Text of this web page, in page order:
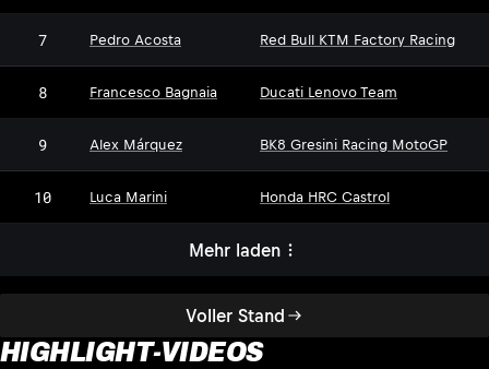
Voller Stand
7 Pedro Acosta Red Bull KTM Factory Racing
8 Francesco Bagnaia Ducati Lenovo Team
9 Alex Márquez BK8 Gresini Racing MotoGP
10 Luca Marini Honda HRC Castrol
Mehr laden
HIGHLIGHT-VIDEOS